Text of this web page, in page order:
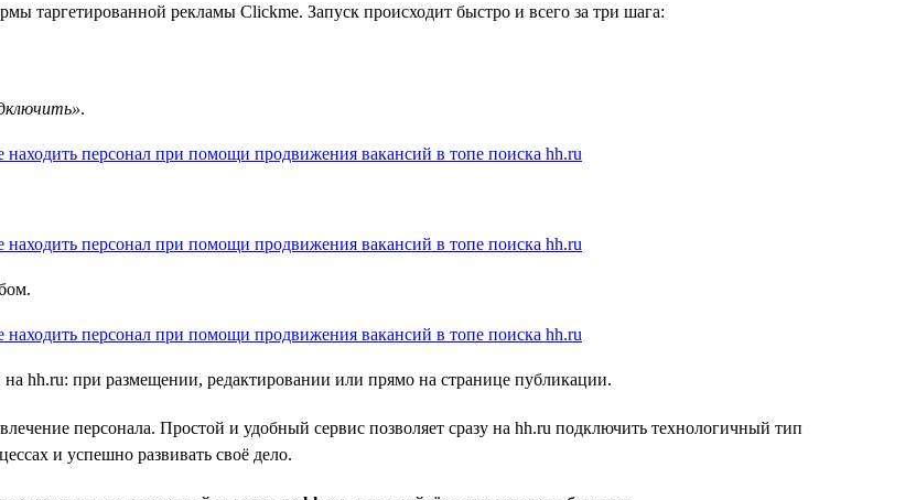
таргетированной рекламы Clickme. Запуск происходит быстро и всего за три шага:
.
hh.ru: при размещении, редактировании или прямо на странице публикации.
персонала. Простой и удобный сервис позволяет сразу на hh.ru подключить технологичный тип
и успешно развивать своё дело.